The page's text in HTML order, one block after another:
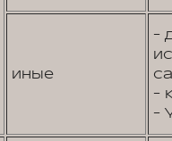
иные
-
-
-